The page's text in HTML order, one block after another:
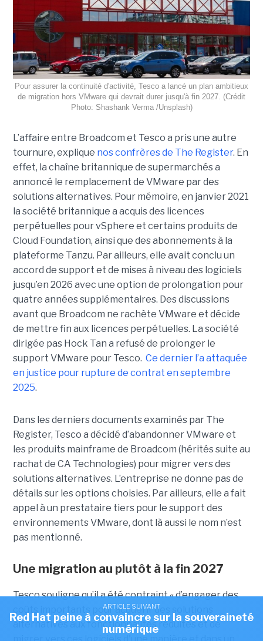
Pour assurer la continuité d'activité, Tesco a lancé un plan ambitieux
de migration hors VMware qui devrait durer jusqu'à fin 2027. (Crédit
Photo: Shashank Verma /Unsplash)
L’affaire entre Broadcom et Tesco a pris une autre
tournure, explique nos confrères de The Register. En
effet, la chaîne britannique de supermarchés a
annoncé le remplacement de VMware par des
solutions alternatives. Pour mémoire, en janvier 2021
la société britannique a acquis des licences
perpétuelles pour vSphere et certains produits de
Cloud Foundation, ainsi que des abonnements à la
plateforme Tanzu. Par ailleurs, elle avait conclu un
accord de support et de mises à niveau des logiciels
jusqu’en 2026 avec une option de prolongation pour
quatre années supplémentaires. Des discussions
avant que Broadcom ne rachète VMware et décide
de mettre fin aux licences perpétuelles. La société
dirigée pas Hock Tan a refusé de prolonger le
support VMware pour Tesco. Ce dernier l’a attaquée
en justice pour rupture de contrat en septembre
2025.
Dans les derniers documents examinés par The
Register, Tesco a décidé d’abandonner VMware et
les produits mainframe de Broadcom (hérités suite au
rachat de CA Technologies) pour migrer vers des
solutions alternatives. L’entreprise ne donne pas de
détails sur les options choisies. Par ailleurs, elle a fait
appel à un prestataire tiers pour le support des
environnements VMware, dont là aussi le nom n’est
pas mentionné.
Une migration au plutôt à la fin 2027
Tesco souligne qu’il a été contraint « d’engager des
coûts importants pour acquérir des solutions
alternatives aux fonctionnalités réduites et de
ARTICLE SUIVANT
Red Hat peine à convaincre sur la souveraineté
numérique